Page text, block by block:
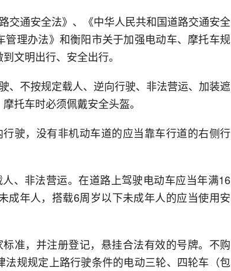
交通安全法》、《中华人民共和国道路交通安全
理办法》和衡阳市关于加强电动车、摩托车规
文明出行、安全出行。
、不按规定载人、逆向行驶、非法营运、加装遮
托车时必须佩戴安全头盔。
驶，没有非机动车道的应当靠车行道的右侧行
、非法营运。在道路上驾驶电动车应当年满16
成年人，搭载6周岁以下未成年人的应当使用安
准，并注册登记，悬挂合法有效的号牌。不购
规规定上路行驶条件的电动三轮、四轮车（包